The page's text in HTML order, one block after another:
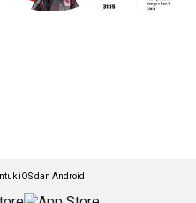
iOS dan Android